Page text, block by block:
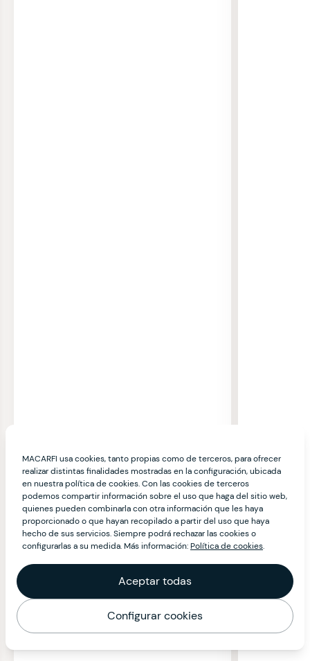
MACARFI usa cookies, tanto propias como de terceros, para ofrecer
realizar distintas finalidades mostradas en la configuración, ubicada
en nuestra política de cookies. Con las cookies de terceros
podemos compartir información sobre el uso que haga del sitio web,
quienes pueden combinarla con otra información que les haya
proporcionado o que hayan recopilado a partir del uso que haya
hecho de sus servicios. Siempre podrá rechazar las cookies o
configurarlas a su medida. Más información:Política de cookies.
Aceptar todas
Configurar cookies